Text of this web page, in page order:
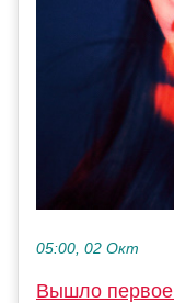
05:00, 02 Окт
Вышло первое